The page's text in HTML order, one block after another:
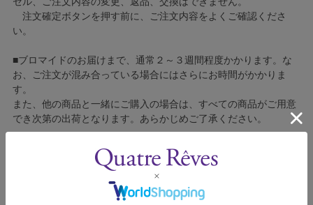
注文確定ボタンを押す前に、ご注文内容をよくご確認くださ
い。
■ブロマイドのお届けまで、通常２～３週間程度かかります。な
お、ご注文が混み合っている場合にはさらにお時間がかかりま
す。
また、他の商品と一緒にご購入の場合は、すべての商品がご用意
でき次第の出荷となります。あらかじめご了承ください。
■コンビニ決済をご利用の場合はご入金確認後の製造となりま
■ブロマイドの個包装はしておりません。